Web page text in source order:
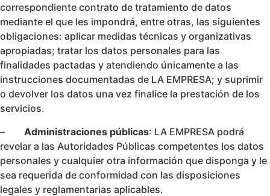
correspondiente contrato de tratamiento de datos
mediante el que les impondrá, entre otras, las siguientes
obligaciones: aplicar medidas técnicas y organizativas
apropiadas; tratar los datos personales para las
finalidades pactadas y atendiendo únicamente a las
instrucciones documentadas de LA EMPRESA; y suprimir
o devolver los datos una vez finalice la prestación de los
servicios.
– Administraciones públicas: LA EMPRESA podrá
revelar a las Autoridades Públicas competentes los datos
personales y cualquier otra información que disponga y le
sea requerida de conformidad con las disposiciones
legales y reglamentarias aplicables.